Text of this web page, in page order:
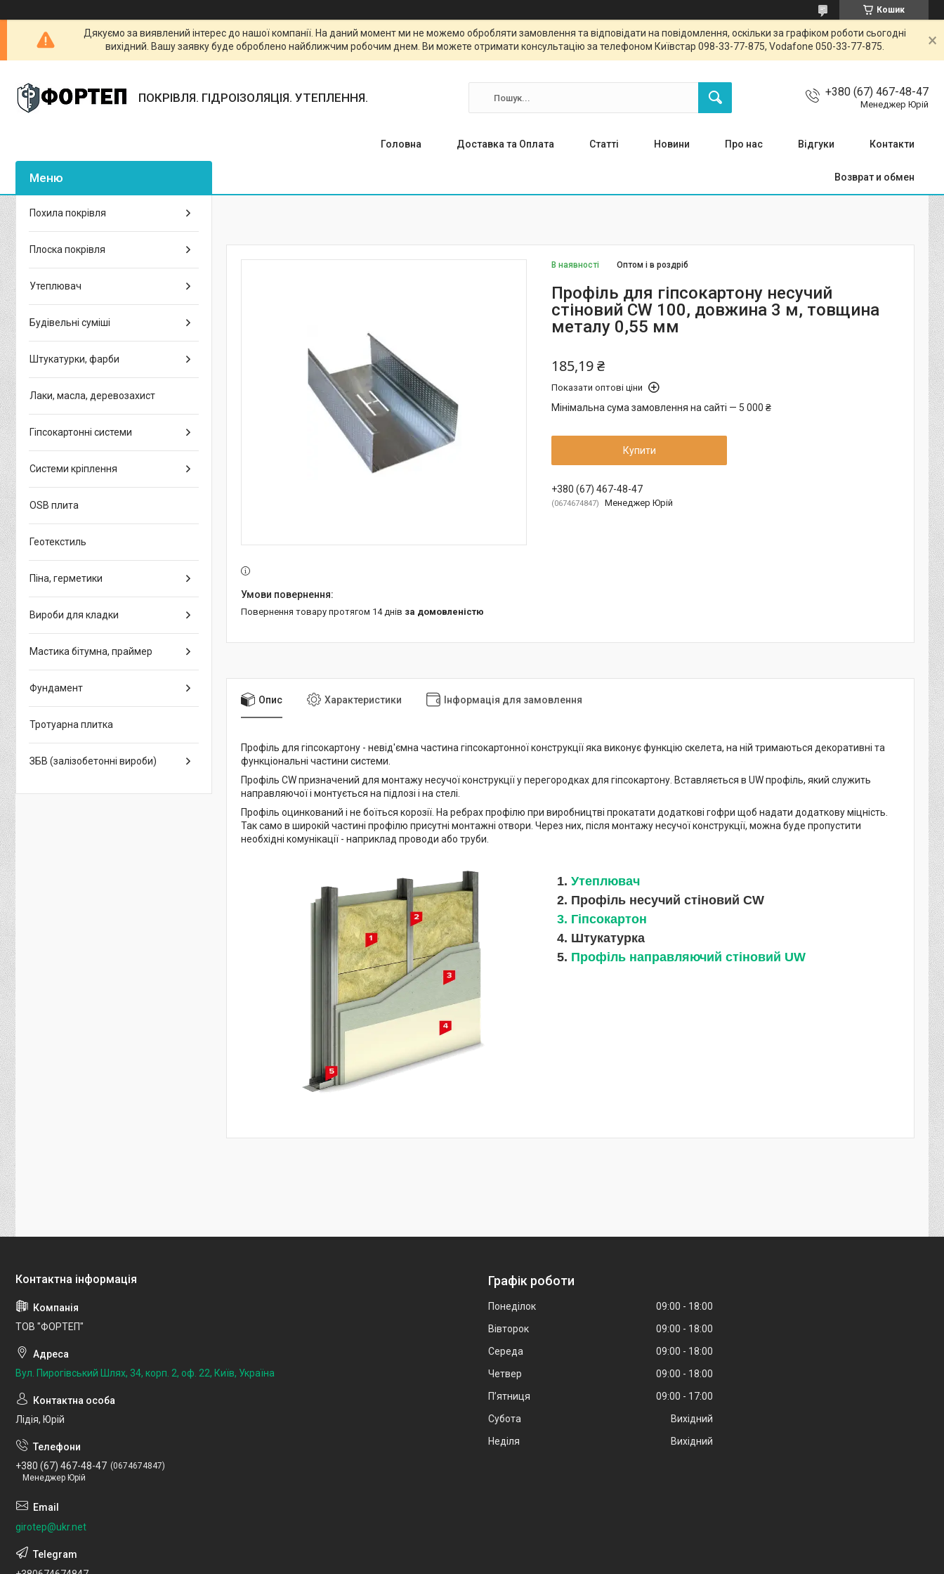
Кошик
Дякуємо за виявлений інтерес до нашої компанії. На даний момент ми не можемо обробляти замовлення та відповідати на повідомлення, оскільки за графіком роботи сьогодні
вихідний. Вашу заявку буде оброблено найближчим робочим днем. Ви можете отримати консультацію за телефоном Київстар 098-33-77-875, Vodafone 050-33-77-875.
ПОКРІВЛЯ. ГІДРОІЗОЛЯЦІЯ. УТЕПЛЕННЯ. +380 (67) 467-48-47
Менеджер Юрій
Головна Доставка та Оплата Статті Новини Про нас Відгуки Контакти
Возврат и обмен
В наявності Оптом і в роздріб
Профіль для гіпсокартону несучий
стіновий CW 100, довжина 3 м, товщина
металу 0,55 мм
185,19 ₴
Показати оптові ціни
Мінімальна сума замовлення на сайті — 5 000 ₴
Купити
+380 (67) 467-48-47
0674674847 Менеджер Юрій
повернення товару протягом 14 днів за домовленістю
Опис Характеристики Інформація для замовлення
Профіль для гіпсокартону - невід'ємна частина гіпсокартонної конструкції яка виконує функцію скелета, на ній тримаються декоративні та
функціональні частини системи.
Профіль СW призначений для монтажу несучої конструкції у перегородках для гіпсокартону. Вставляється в UW профіль, який служить
направляючої і монтується на підлозі і на стелі.
Профіль оцинкований і не боїться корозії. На ребрах профілю при виробництві прокатати додаткові гофри щоб надати додаткову міцність.
Так само в широкій частині профілю присутні монтажні отвори. Через них, після монтажу несучої конструкції, можна буде пропустити
необхідні комунікації - наприклад проводи або труби.
1. Утеплювач
2. Профіль несучий стіновий CW
3. Гіпсокартон
4. Штукатурка
5. Профіль направляючий стіновий UW
Похила покрівля
Плоска покрівля
Утеплювач
Будівельні суміші
Штукатурки, фарби
Лаки, масла, деревозахист
Гіпсокартонні системи
Системи кріплення
OSB плита
Геотекстиль
Піна, герметики
Вироби для кладки
Мастика бітумна, праймер
Фундамент
Тротуарна плитка
ЗБВ (залізобетонні вироби)
ТОВ "ФОРТЕП"
Вул. Пирогівський Шлях, 34, корп. 2, оф. 22, Київ, Україна
Лідія, Юрій
+380 (67) 467-48-47
0674674847
Менеджер Юрій
girotep@ukr.net
Графік роботи
Понеділок 09:00
18:00
Вівторок
09:00
18:00
Середа
09:00
18:00
Четвер
09:00
18:00
Пʼятниця
09:00
17:00
Субота
Вихідний
Неділя
Вихідний